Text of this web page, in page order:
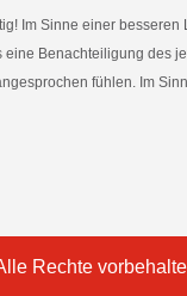
Im Sinne einer
Benachteiligung des
fühlen. Im
Rechte